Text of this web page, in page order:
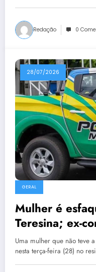
Redação 0
28/07/2026
GERAL
Mulher é
Teresina; ex-
foragido
Uma mulher que não teve
nesta terça-feira (28) no